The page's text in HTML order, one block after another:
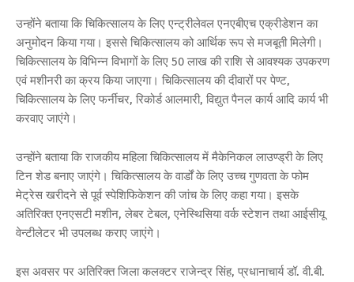
उन्होंने बताया कि चिकित्सालय के लिए एन्ट्रीलेवल एनएबीएच एक्रीडेशन का
अनुमोदन किया गया। इससे चिकित्सालय को आर्थिक रूप से मजबूती मिलेगी।
चिकित्सालय के विभिन्न विभागों के लिए 50 लाख की राशि से आवश्यक उपकरण
एवं मशीनरी का क्रय किया जाएगा। चिकित्सालय की दीवारों पर पेण्ट,
चिकित्सालय के लिए फर्नीचर, रिकोर्ड आलमारी, विद्युत पैनल कार्य आदि कार्य भी
करवाए जाएंगे।
उन्होंने बताया कि राजकीय महिला चिकित्सालय में मैकेनिकल लाउण्ड्री के लिए
टिन शेड बनाए जाएंगे। चिकित्सालय के वार्डों के लिए उच्च गुणवता के फोम
मेट्रेस खरीदने से पूर्व स्पेशिफिकेशन की जांच के लिए कहा गया। इसके
अतिरिक्त एनएसटी मशीन, लेबर टेबल, एनेस्थिसिया वर्क स्टेशन तथा आईसीयू
वेन्टीलेटर भी उपलब्ध कराए जाएंगे।
इस अवसर पर अतिरिक्त जिला कलक्टर राजेन्द्र सिंह, प्रधानाचार्य डॉ. वी.बी.